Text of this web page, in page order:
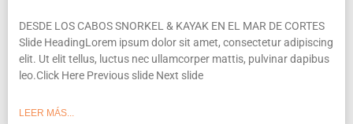
DESDE LOS CABOS SNORKEL & KAYAK EN EL MAR DE CORTES
Slide HeadingLorem ipsum dolor sit amet, consectetur adipiscing
elit. Ut elit tellus, luctus nec ullamcorper mattis, pulvinar dapibus
leo.Click Here Previous slide Next slide
LEER MÁS...